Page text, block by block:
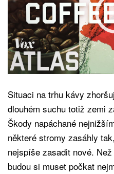
Situaci na trhu kávy
dlouhém suchu totiž zemi
Škody napáchané
některé stromy zasáhly
nejspíše zasadit nové.
budou si muset počkat